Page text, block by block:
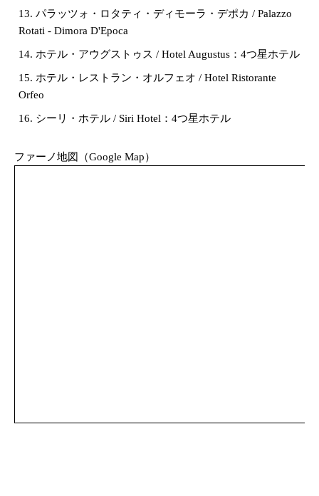
13. パラッツォ・ロタティ・ディモーラ・デポカ / Palazzo
Rotati - Dimora D'Epoca
14. ホテル・アウグストゥス / Hotel Augustus：4つ星ホテル
15. ホテル・レストラン・オルフェオ / Hotel Ristorante
Orfeo
16. シーリ・ホテル / Siri Hotel：4つ星ホテル
ファーノ地図（Google Map）